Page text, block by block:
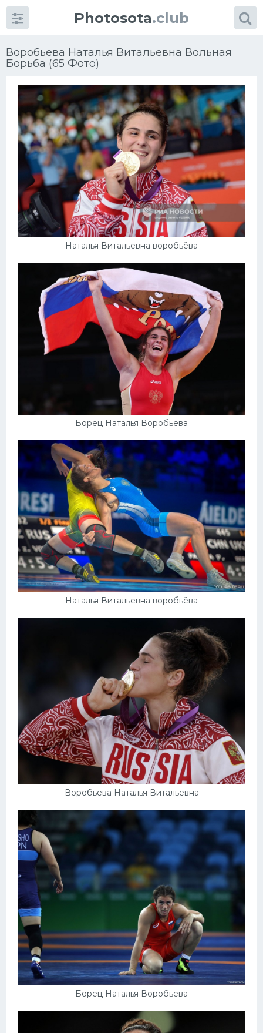
Photosota.club
Воробьева Наталья Витальевна Вольная
Борьба (65 Фото)
Наталья Витальевна воробьёва
Борец Наталья Воробьева
Наталья Витальевна воробьёва
Воробьева Наталья Витальевна
Борец Наталья Воробьева
КатегорииФото
Еще картинки...
Футбол
Баскетбол
Велогонки
Конькобежный спорт
Тренажеры
Интерьер квартиры